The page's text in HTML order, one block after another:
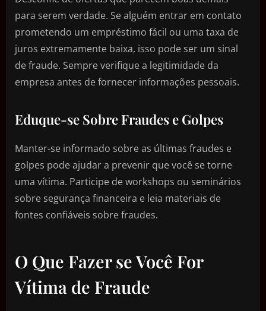
para serem verdade. Se alguém entrar em contato
prometendo um empréstimo fácil ou uma taxa de
juros extremamente baixa, isso pode ser um sinal
de fraude. Sempre verifique a legitimidade da
empresa antes de fornecer informações pessoais.
Eduque-se Sobre Fraudes e Golpes
Manter-se informado sobre as últimas fraudes e
golpes pode ajudar a prevenir que você se torne
uma vítima. Participe de workshops ou seminários
sobre segurança financeira e leia materiais de
fontes confiáveis sobre fraudes.
O Que Fazer se Você For
Vítima de Fraude